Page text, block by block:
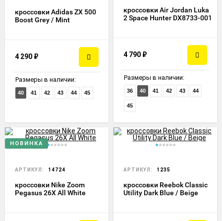
кроссовки Adidas ZX 500
Boost Grey / Mint
4 290 ₽
Размеры в наличии:
40 41 42 43 44 45
кроссовки Air Jordan Luka
2 Space Hunter DX8733-001
4 790 ₽
Размеры в наличии:
36 40 41 42 43 44
45
НОВИНКА
АРТИКУЛ: 14724
кроссовки Nike Zoom
Pegasus 26X All White
АРТИКУЛ: 1235
кроссовки Reebok Classic
Utility Dark Blue / Beige